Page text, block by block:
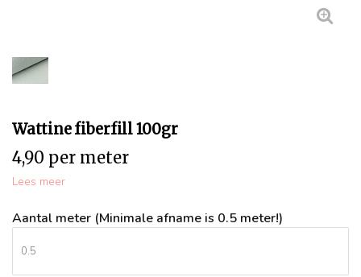
Wattine fiberfill 100gr
4,90 per meter
Lees meer
Aantal meter (Minimale afname is 0.5 meter!)